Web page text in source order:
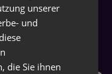
und
Produkte
unserer
und
die Sie ihnen